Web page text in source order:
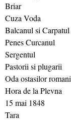
Briar
Cuza Voda
Balcanul si Carpatul
Penes Curcanul
Sergentul
Pastorii si plugarii
Oda ostasilor romani
Hora de la Plevna
15 mai 1848
Tara